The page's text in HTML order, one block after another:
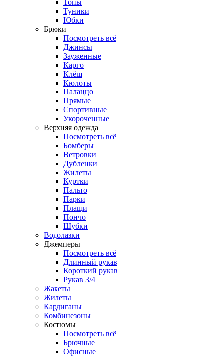
Топы
Туники
Юбки
Брюки
Посмотреть всё
Джинсы
Зауженные
Карго
Клёш
Кюлоты
Палаццо
Прямые
Спортивные
Укороченные
Верхняя одежда
Посмотреть всё
Бомберы
Ветровки
Дубленки
Жилеты
Куртки
Пальто
Парки
Плащи
Пончо
Шубки
Водолазки
Джемперы
Посмотреть всё
Длинный рукав
Короткий рукав
Рукав 3/4
Жакеты
Жилеты
Кардиганы
Комбинезоны
Костюмы
Посмотреть всё
Брючные
Офисные